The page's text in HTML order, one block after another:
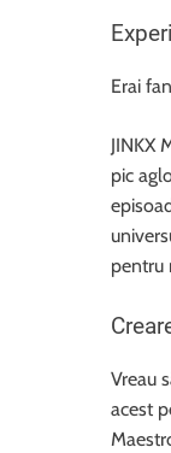
Erai
JINKX
pic
pentru
Vreau
acest